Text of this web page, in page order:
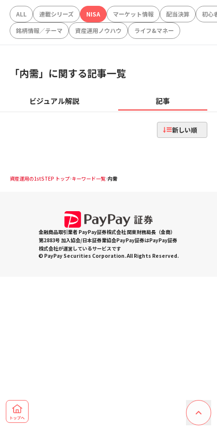
ALL 連載シリーズ NISA マーケット情報 配当決算
初心
銘柄情報／テーマ
資産運用ノウハウ ライフ&マネー
「内需」に関する記事一覧
ビジュアル解説 記事
新しい順
資産運用の1stSTEP トップ キーワード一覧 内需
金融商品取引業者 PayPay証券株式会社 関東財務局長（金商）
第2883号 加入協会/日本証券業協会PayPay証券はPayPay証券
株式会社が運営しているサービスです
© PayPay Securities Corporation. All Rights Reserved.